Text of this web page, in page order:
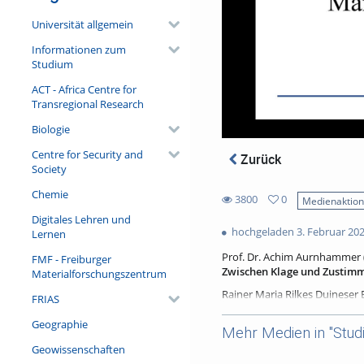
Universität allgemein
Informationen zum
Studium
ACT - Africa Centre for
Transregional Research
Biologie
Centre for Security and
Society
Chemie
Digitales Lehren und
Lernen
FMF - Freiburger
Materialforschungszentrum
FRIAS
Geographie
Geowissenschaften
Zurück
3800
views
0
favorites
hochgeladen 3. Februar
Prof. Dr. Achim
Zwischen Klage und
Rainer Maria Rilkes
lyrischen Werken der
Reichweite des
präsentieren die zehn
Mehr Medien in